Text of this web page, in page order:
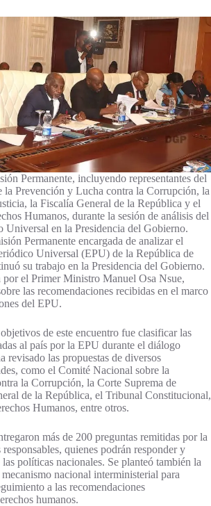
Permanente, incluyendo representantes del
la Prevención y Lucha contra la Corrupción, la
la Fiscalía General de la República y el
Humanos, durante la sesión de análisis del
Universal en la Presidencia del Gobierno.
Permanente encargada de analizar el
Universal (EPU) de la República de
su trabajo en la Presidencia del Gobierno.
por el Primer Ministro Manuel Osa Nsue,
las recomendaciones recibidas en el marco
del EPU.
de este encuentro fue clasificar las
al país por la EPU durante el diálogo
revisado las propuestas de diversos
como el Comité Nacional sobre la
la Corrupción, la Corte Suprema de
de la República, el Tribunal Constitucional,
Humanos, entre otros.
más de 200 preguntas remitidas por la
quienes podrán responder y
políticas nacionales. Se planteó también la
nacional interministerial para
a las recomendaciones
humanos.